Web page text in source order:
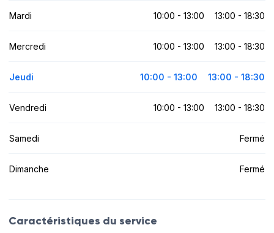
Mardi 10:00 - 13:00 13:00 - 18:30
Mercredi 10:00 - 13:00 13:00 - 18:30
Jeudi 10:00 - 13:00 13:00 - 18:30
Vendredi 10:00 - 13:00 13:00 - 18:30
Samedi Fermé
Dimanche Fermé
Caractéristiques du service